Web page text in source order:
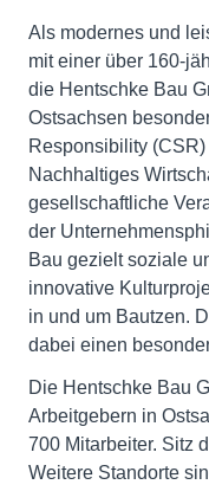
Als modernes und
mit einer über 160-
die Hentschke Bau
Ostsachsen
Responsibility
Nachhaltiges
gesellschaftliche
der
Bau gezielt soziale
innovative
in und um Bautzen.
dabei einen
Die Hentschke Bau
Arbeitgebern in
700 Mitarbeiter. Sitz
Weitere Standorte